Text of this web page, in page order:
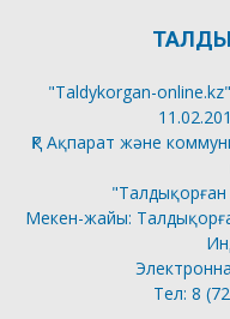
"Taldykorgan-
ҚР Ақпарат және
Мекен-жайы:
Тел: 8